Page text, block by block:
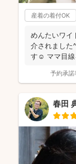
産着の着付OK
めんたいワイ
介されました
す☺︎ ママ目線
予約承諾
春田